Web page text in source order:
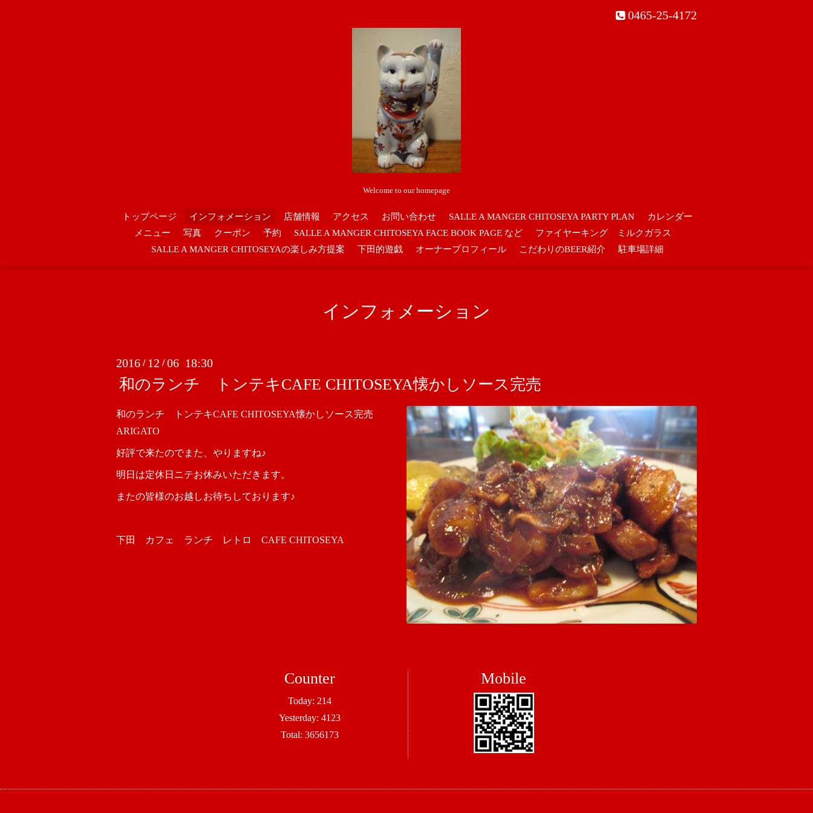
0465-25-4172
Welcome to our homepage
トップページ インフォメーション 店舗情報 アクセス お問い合わせ SALLE A MANGER CHITOSEYA PARTY PLAN
カレンダー
メニュー
写真 クーポン 予約 SALLE A MANGER CHITOSEYA FACE BOOK PAGE など
ファイヤーキング ミルクガラス
SALLE A MANGER CHITOSEYAの楽しみ方提案
下田的遊戯 オーナープロフィール こだわりのBEER紹介 駐車場詳細
インフォメーション
2016 / 12 /06 18:30
和のランチ トンテキCAFE CHITOSEYA懐かしソース完売
和のランチ トンテキCAFE CHITOSEYA懐かしソース完売
ARIGATO
好評で来たのでまた、やりますね♪
明日は定休日ニテお休みいただきます。
またの皆様のお越しお待ちしております♪
下田 カフェ ランチ レトロ CAFE CHITOSEYA
Counter
Today: 214
Yesterday: 4123
Total: 3656173
Mobile